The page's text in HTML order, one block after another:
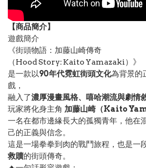
【商品簡介】
遊戲簡介
《街頭物語：加藤山崎傳奇
（Hood Story: Kaito Yamazaki）》
是一款以90年代霓虹街頭文化為背景的
戲，
融入了濃厚漫畫風格、嘻哈潮流與劇情
玩家將化身主角 加藤山崎（Kaito
一名在都市邊緣長大的孤獨青年，他在
己的正義與信念。
這是一場拳拳到肉的戰鬥旅程，也是一
救贖的街頭傳奇。